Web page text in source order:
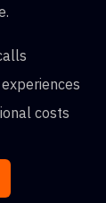
costs